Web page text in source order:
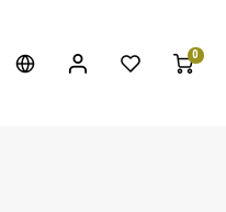
0